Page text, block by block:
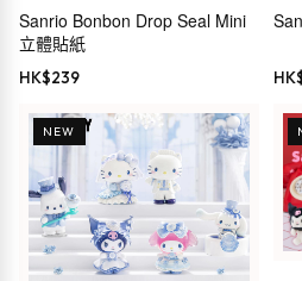
Sanrio Bonbon Drop Seal Mini
立體貼紙
HK$239
NEW